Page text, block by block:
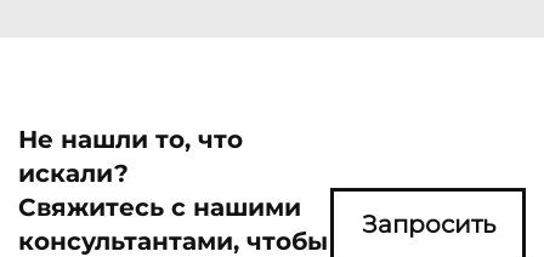
Не нашли то, что
искали?
Свяжитесь с нашими
консультантами, чтобы
Запросить